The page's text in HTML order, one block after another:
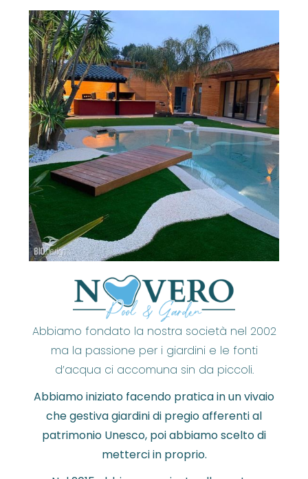
Abbiamo fondato la nostra società nel 2002
ma la passione per i giardini e le fonti
d’acqua ci accomuna sin da piccoli.
Abbiamo iniziato facendo pratica in un vivaio
che gestiva giardini di pregio afferenti al
patrimonio Unesco, poi abbiamo scelto di
metterci in proprio.